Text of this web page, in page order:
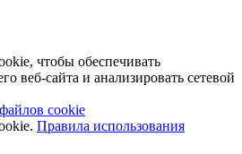
чтобы обеспечивать
веб-сайта и анализировать сетевой
cookie
Правила использования